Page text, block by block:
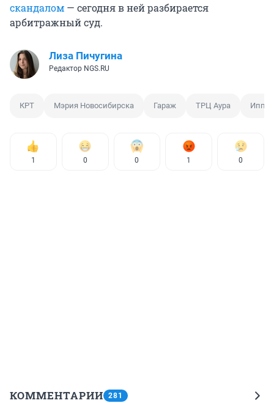
скандалом — сегодня в ней разбирается
арбитражный суд.
Лиза Пичугина
Редактор NGS.RU
КРТ Мэрия Новосибирска Гараж ТРЦ Аура
1 0 0 1 0
КОММЕНТАРИИ 281